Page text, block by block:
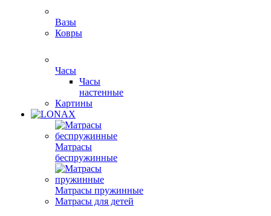
Вазы
Ковры
Часы
Часы
настенные
Картины
Матрасы
беспружинные
Матрасы пружинные
Матрасы для детей